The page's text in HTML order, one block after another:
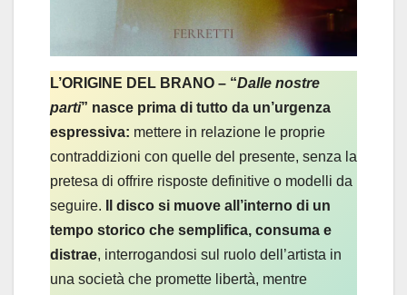
L’ORIGINE DEL BRANO – “Dalle nostre
parti” nasce prima di tutto da un’urgenza
espressiva: mettere in relazione le proprie
contraddizioni con quelle del presente, senza la
pretesa di offrire risposte definitive o modelli da
seguire.
Il disco si muove all’interno di un
tempo storico che semplifica, consuma e
distrae, interrogandosi sul ruolo dell’artista in
una società che promette libertà, mentre